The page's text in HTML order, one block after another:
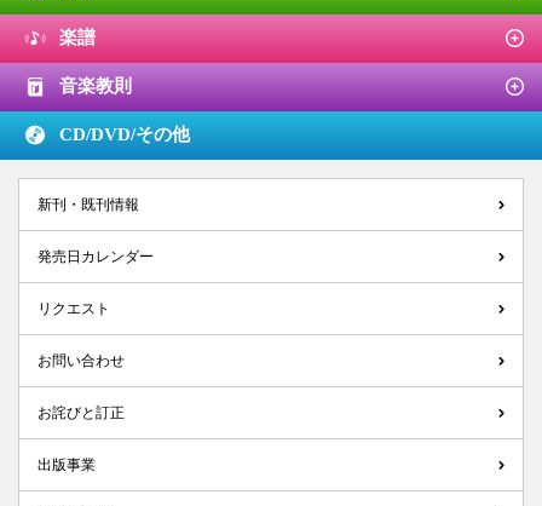
楽譜
音楽教則
CD/DVD/その他
新刊・既刊情報
発売日カレンダー
リクエスト
お問い合わせ
お詫びと訂正
出版事業